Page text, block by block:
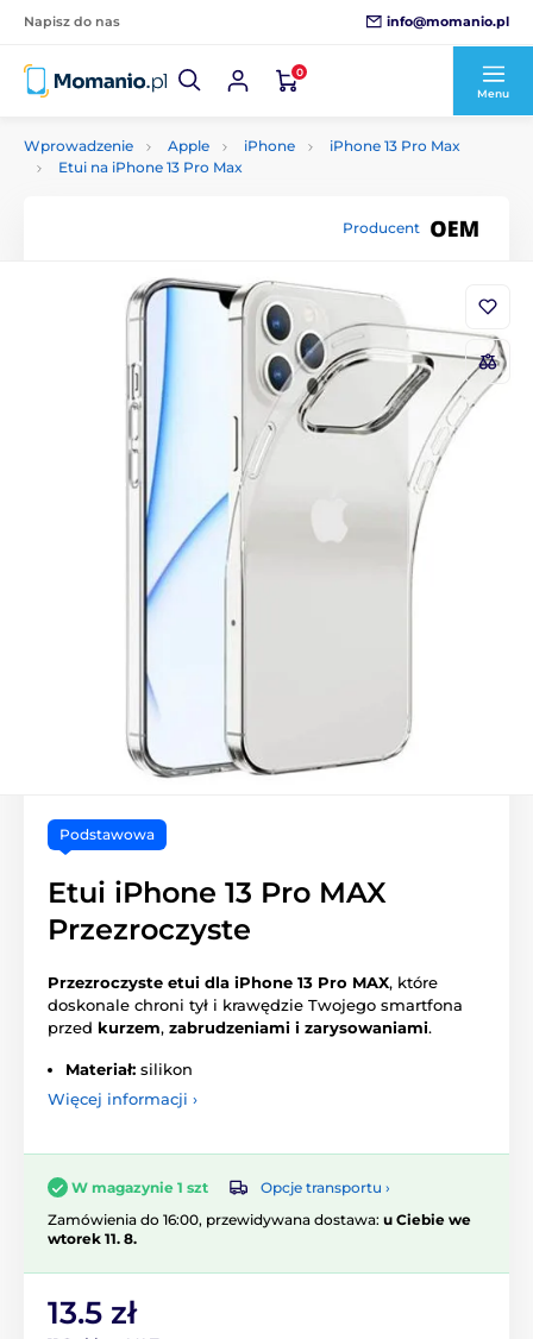
Napisz do nas info@momanio.pl
0
Menu
Wprowadzenie Apple iPhone
iPhone 13 Pro Max
Etui na iPhone 13 Pro Max
Producent
Podstawowa
Etui iPhone 13 Pro MAX
Przezroczyste
Przezroczyste etui dla iPhone 13 Pro MAX, które
doskonale chroni tył i krawędzie Twojego smartfona
przed kurzem, zabrudzeniami i zarysowaniami.
Materiał: silikon
Więcej informacji ›
W magazynie 1 szt
Opcje transportu ›
Zamówienia do 16:00, przewidywana dostawa: u Ciebie we
wtorek 11. 8.
13.5 zł